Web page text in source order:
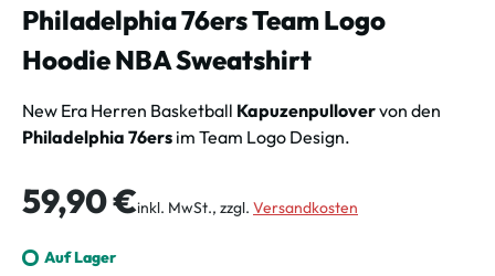
Philadelphia 76ers Team Logo
Hoodie NBA Sweatshirt
New Era Herren Basketball Kapuzenpullovervon den
Philadelphia 76ers im Team Logo Design.
Regulärer Preis:
59,90 €inkl. MwSt., zzgl. Versandkosten
Auf Lager